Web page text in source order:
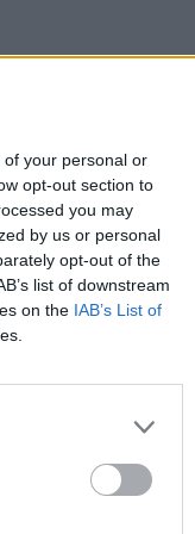
your personal or
opt-out section to
you may
by us or personal
opt-out of the
list of downstream
on the IAB’s List of
5 one-hit wonders
διάσημοι από…